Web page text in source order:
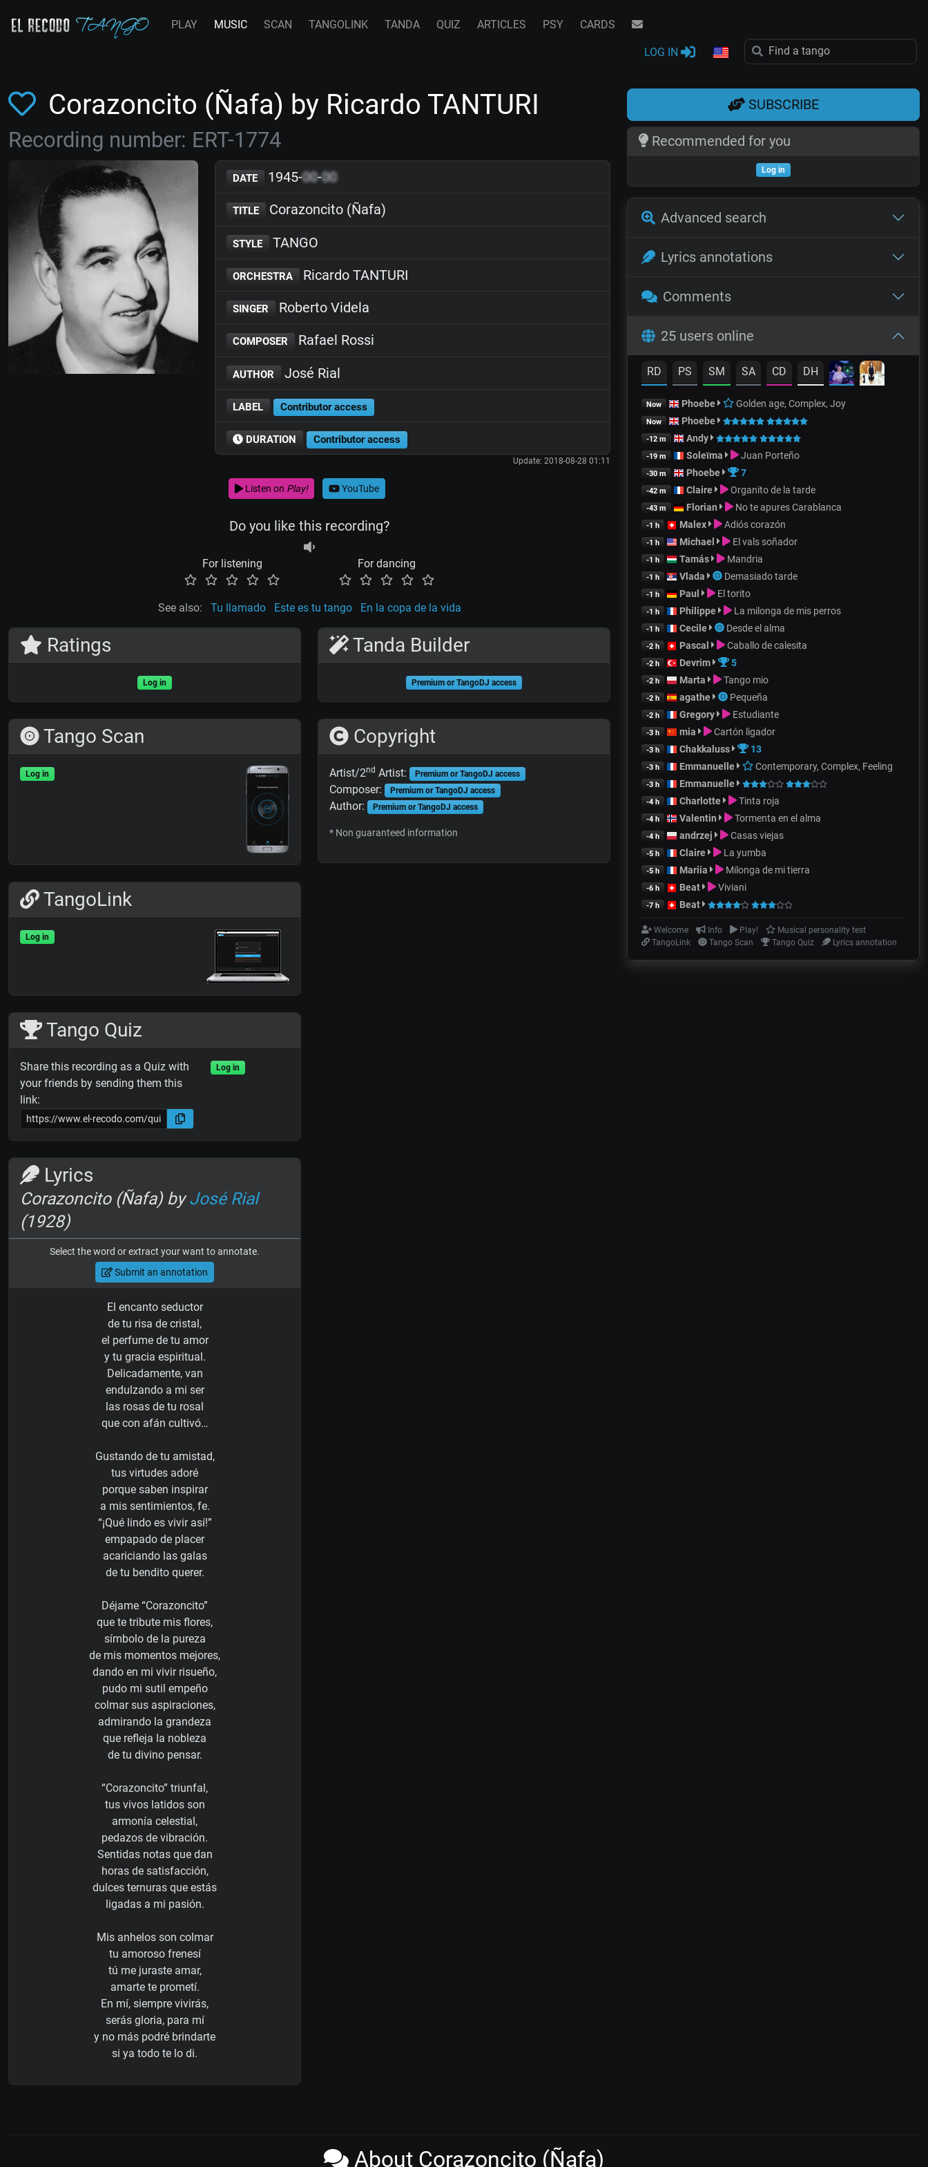
PLAY MUSIC SCAN TANGOLINK TANDA QUIZ ARTICLES PSY CARDS
LOG IN
Corazoncito (Ñafa) by Ricardo TANTURI
Recording number: ERT-1774
DATE 1945-00-00
TITLE Corazoncito (Ñafa)
STYLE TANGO
ORCHESTRA Ricardo TANTURI
SINGER Roberto Videla
COMPOSER Rafael Rossi
AUTHOR José Rial
LABEL Contributor access
DURATION Contributor access
Update: 2018-08-28 01:11
Listen on Play! YouTube
Do you like this recording?
For listening For dancing
See also: Tu llamado Este es tu tango En la copa de la vida
Ratings
Log in
Tango Scan
Log in
TangoLink
Log in
Tango Quiz
Share this recording as a Quiz with
your friends by sending them this
link:
Log in
Lyrics
Corazoncito (Ñafa) byJosé Rial
(1928)
Select the word or extract your want to annotate.
Submit an annotation
El encanto seductor
de tu risa de cristal,
el perfume de tu amor
y tu gracia espiritual.
Delicadamente, van
endulzando a mi ser
las rosas de tu rosal
que con afán cultivó…
Gustando de tu amistad,
tus virtudes adoré
porque saben inspirar
a mis sentimientos, fe.
“¡Qué lindo es vivir así!”
empapado de placer
acariciando las galas
de tu bendito querer.
Déjame “Corazoncito”
que te tribute mis flores,
símbolo de la pureza
de mis momentos mejores,
dando en mi vivir risueño,
pudo mi sutil empeño
colmar sus aspiraciones,
admirando la grandeza
que refleja la nobleza
de tu divino pensar.
“Corazoncito” triunfal,
tus vivos latidos son
armonía celestial,
pedazos de vibración.
Sentidas notas que dan
horas de satisfacción,
dulces ternuras que estás
ligadas a mi pasión.
Mis anhelos son colmar
tu amoroso frenesí
tú me juraste amar,
amarte te prometí.
En mí, siempre vivirás,
serás gloria, para mí
y no más podré brindarte
si ya todo te lo di.
Tanda Builder
Premium or TangoDJ access
Copyright
Artist/2nd Artist: Premium or TangoDJ access
Composer: Premium or TangoDJ access
Author: Premium or TangoDJ access
* Non guaranteed information
SUBSCRIBE
Recommended for you
Log in
Advanced search
Lyrics annotations
Comments
25 users online
RD PS SM SA CD DH
Now Phoebe Golden age, Complex, Joy
Now Phoebe
-12 m Andy
-19 m Soleïma Juan Porteño
-30 m Phoebe 7
-42 m Claire Organito de la tarde
-43 m Florian No te apures Carablanca
-1 h Malex Adiós corazón
-1 h Michael El vals soñador
-1 h Tamás Mandria
-1 h Vlada Demasiado tarde
-1 h Paul El torito
-1 h Philippe La milonga de mis perros
-1 h Cecile Desde el alma
-2 h Pascal Caballo de calesita
-2 h Devrim 5
-2 h Marta Tango mio
-2 h agathe Pequeña
-2 h Gregory Estudiante
-3 h mia Cartón ligador
-3 h Chakkaluss 13
-3 h Emmanuelle Contemporary, Complex, Feeling
-3 h Emmanuelle
-4 h Charlotte Tinta roja
-4 h Valentin Tormenta en el alma
-4 h andrzej Casas viejas
-5 h Claire La yumba
-5 h Mariia Milonga de mi tierra
-6 h Beat Viviani
-7 h Beat
Welcome Info Play!
Musical personality test
TangoLink
Tango Scan Tango Quiz Lyrics annotation
About Corazoncito (Ñafa)